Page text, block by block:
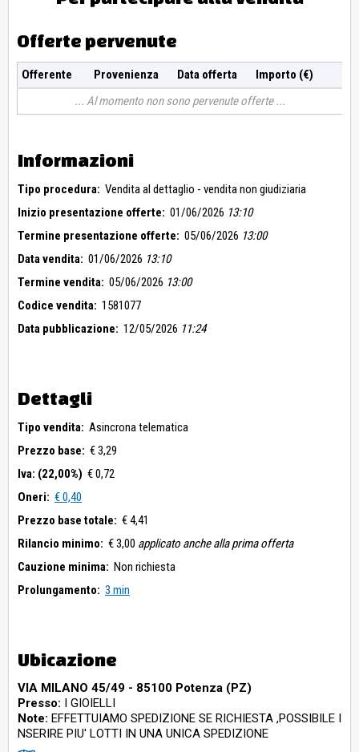
Offerte pervenute
Offerente Provenienza Data offerta
Importo (€)
Al momento non sono pervenute offerte
Informazioni
Tipo procedura: Vendita al dettaglio - vendita non giudiziaria
Inizio presentazione offerte: 01/06/2026 13:10
Termine presentazione offerte: 05/06/2026 13:00
Data vendita: 01/06/2026 13:10
Termine vendita: 05/06/2026 13:00
Codice vendita: 1581077
Data pubblicazione: 12/05/2026 11:24
Dettagli
Tipo vendita: Asincrona telematica
Prezzo base: € 3,29
Iva: (22,00%) € 0,72
Oneri: € 0,40
Prezzo base totale: € 4,41
Rilancio minimo: € 3,00 applicato anche alla prima offerta
Cauzione minima: Non richiesta
Prolungamento: 3 min
Ubicazione
VIA MILANO 45/49 - 85100 Potenza (PZ)
Presso: I GIOIELLI
Note: EFFETTUIAMO SPEDIZIONE SE RICHIESTA ,POSSIBILE I
NSERIRE PIU' LOTTI IN UNA UNICA SPEDIZIONE